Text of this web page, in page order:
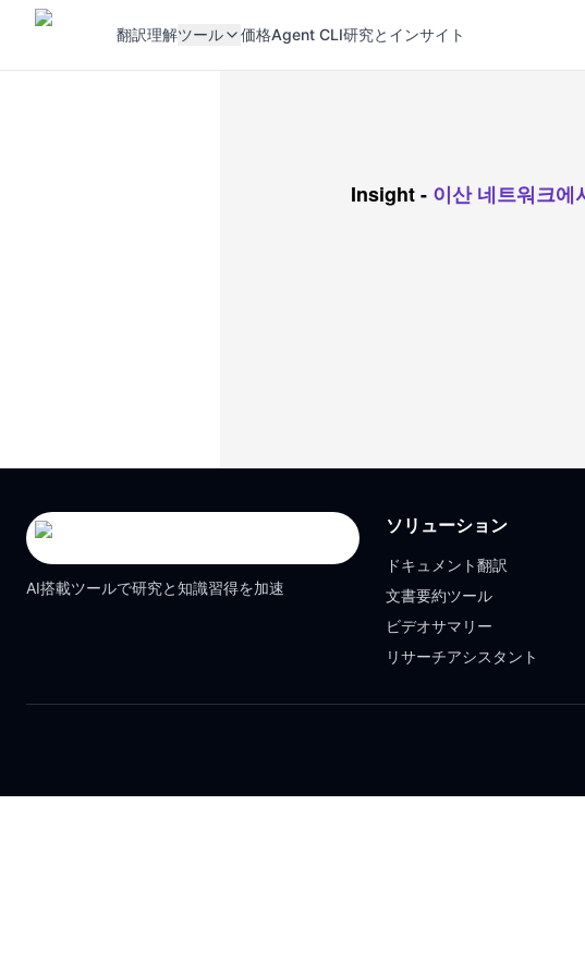
翻訳理解ツール 価格Agent CLI研究とインサイト
Insight- 이산 네트워크에
AI搭載ツールで研究と知識習得を加速
ソリューション
ドキュメント翻訳
文書要約ツール
ビデオサマリー
リサーチアシスタント